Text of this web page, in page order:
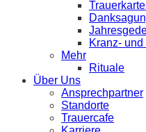
Kranz-
Mehr
Rituale
Über Uns
Ansprechpartner
Standorte
Trauercafe